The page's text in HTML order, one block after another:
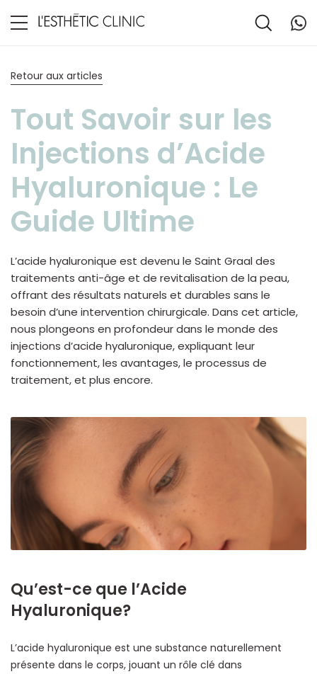
Retour aux articles
Tout Savoir sur les
Injections d’Acide
Hyaluronique : Le
Guide Ultime
L’acide hyaluronique est devenu le Saint Graal des
traitements anti-âge et de revitalisation de la peau,
offrant des résultats naturels et durables sans le
besoin d’une intervention chirurgicale. Dans cet article,
nous plongeons en profondeur dans le monde des
injections d’acide hyaluronique, expliquant leur
fonctionnement, les avantages, le processus de
traitement, et plus encore.
Qu’est-ce que l’Acide
Hyaluronique?
L’acide hyaluronique est une substance naturellement
présente dans le corps, jouant un rôle clé dans